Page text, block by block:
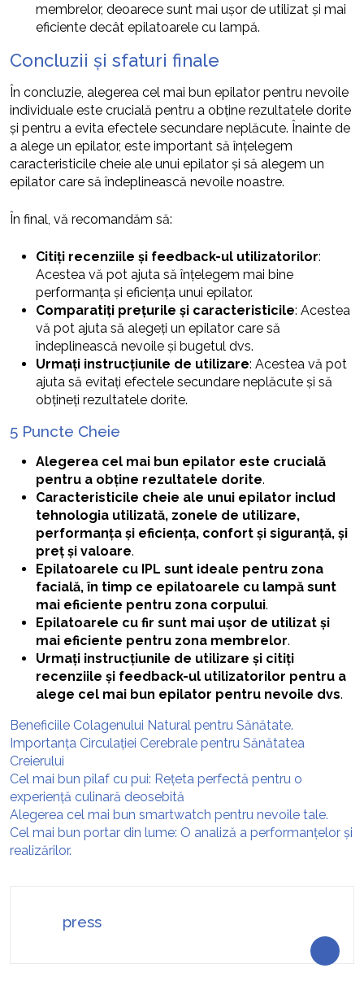
membrelor, deoarece sunt mai ușor de utilizat și mai
eficiente decât epilatoarele cu lampă.
Concluzii și sfaturi finale
În concluzie, alegerea cel mai bun epilator pentru nevoile
individuale este crucială pentru a obține rezultatele dorite
și pentru a evita efectele secundare neplăcute. Înainte de
a alege un epilator, este important să înțelegem
caracteristicile cheie ale unui epilator și să alegem un
epilator care să îndeplinească nevoile noastre.
În final, vă recomandăm să:
Citiți recenziile și feedback-ul utilizatorilor:
Acestea vă pot ajuta să înțelegem mai bine
performanța și eficiența unui epilator.
Comparatiți prețurile și caracteristicile: Acestea
vă pot ajuta să alegeți un epilator care să
îndeplinească nevoile și bugetul dvs.
Urmați instrucțiunile de utilizare: Acestea vă pot
ajuta să evitați efectele secundare neplăcute și să
obțineți rezultatele dorite.
5 Puncte Cheie
Alegerea cel mai bun epilator este crucială
pentru a obține rezultatele dorite.
Caracteristicile cheie ale unui epilator includ
tehnologia utilizată, zonele de utilizare,
performanța și eficiența, confort și siguranță, și
preț și valoare.
Epilatoarele cu IPL sunt ideale pentru zona
facială, în timp ce epilatoarele cu lampă sunt
mai eficiente pentru zona corpului.
Epilatoarele cu fir sunt mai ușor de utilizat și
mai eficiente pentru zona membrelor.
Urmați instrucțiunile de utilizare și citiți
recenziile și feedback-ul utilizatorilor pentru a
alege cel mai bun epilator pentru nevoile dvs.
Beneficiile Colagenului Natural pentru Sănătate.
Importanța Circulației Cerebrale pentru Sănătatea
Creierului
Cel mai bun pilaf cu pui: Rețeta perfectă pentru o
experiență culinară deosebită
Alegerea cel mai bun smartwatch pentru nevoile tale.
Cel mai bun portar din lume: O analiză a performanțelor și
realizărilor.
press